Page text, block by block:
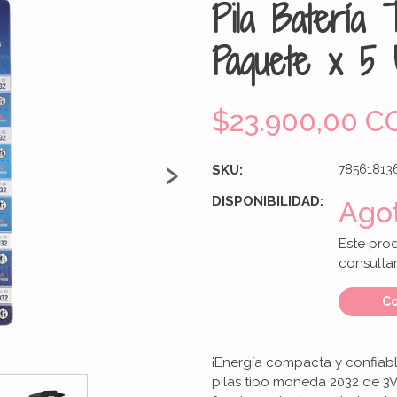
›
Pila Batería
Paquete x 5
$23.900,00
SKU:
DISPONIBILIDAD:
Este
¡Energía compacta y
pilas tipo moneda 2032 de